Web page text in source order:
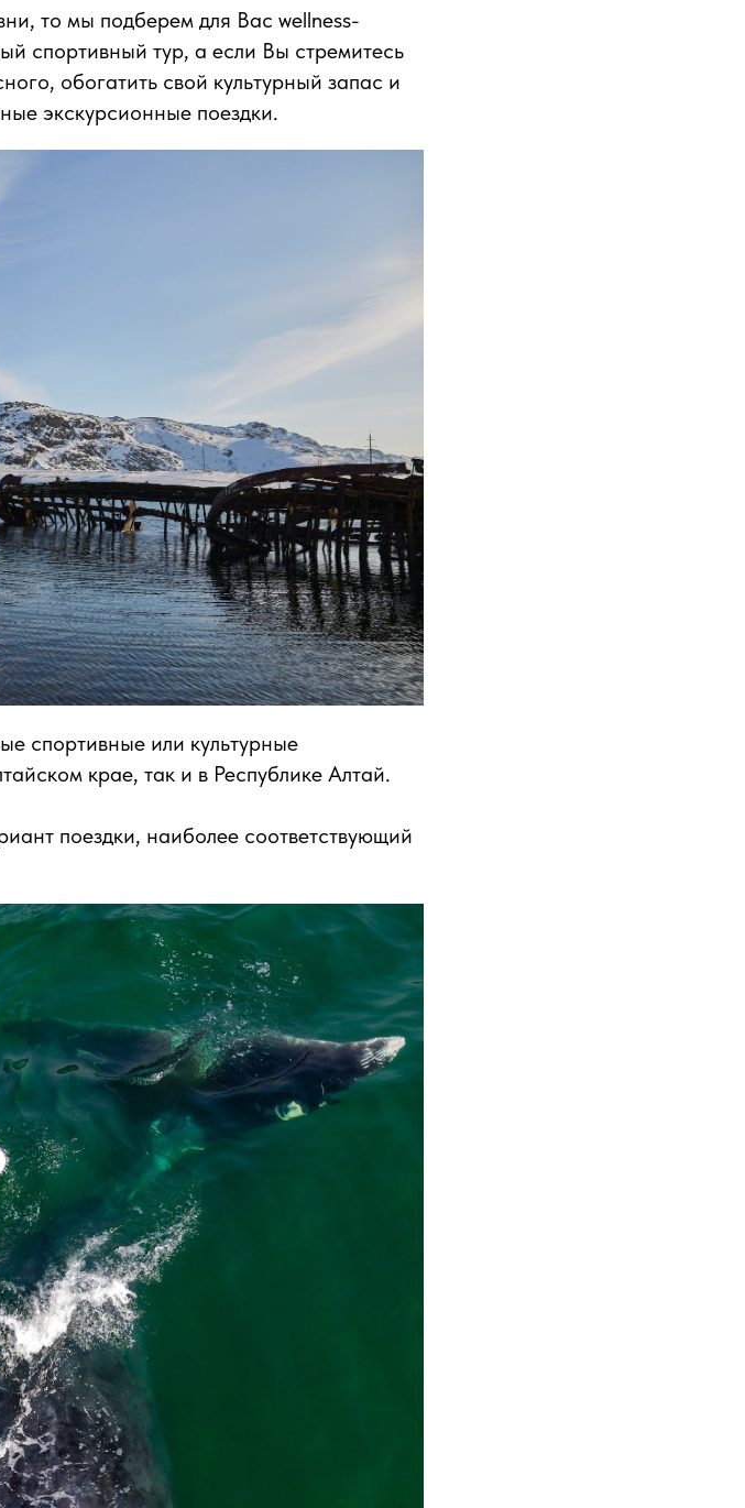
то мы подберем для Вас wellness-
спортивный тур, а если Вы стремитесь
обогатить свой культурный запас и
экскурсионные поездки.
спортивные или культурные
крае, так и в Республике Алтай.
поездки, наиболее соответствующий